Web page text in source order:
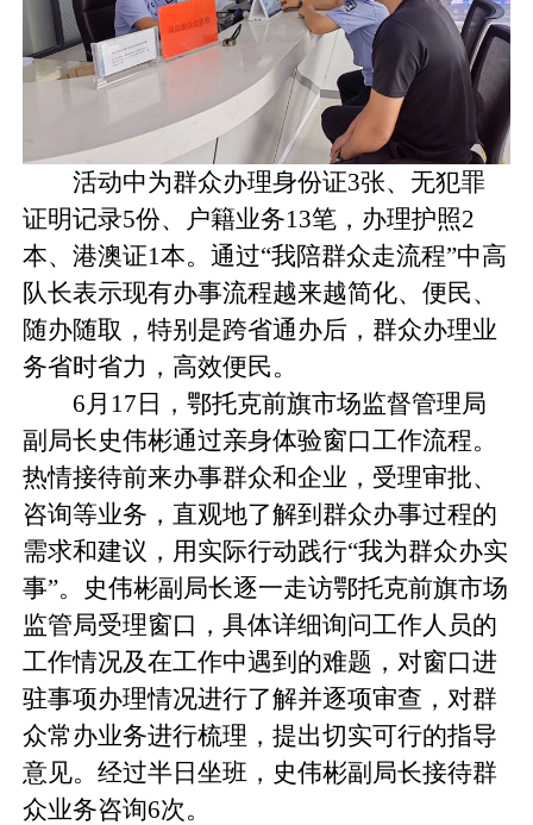
活动中为群众办理身份证3张、无犯罪
证明记录5份、户籍业务13笔，办理护照2
本、港澳证1本。通过“我陪群众走流程”中高
队长表示现有办事流程越来越简化、便民、
随办随取，特别是跨省通办后，群众办理业
务省时省力，高效便民。
6月17日，鄂托克前旗市场监督管理局
副局长史伟彬通过亲身体验窗口工作流程。
热情接待前来办事群众和企业，受理审批、
咨询等业务，直观地了解到群众办事过程的
需求和建议，用实际行动践行“我为群众办实
事”。史伟彬副局长逐一走访鄂托克前旗市场
监管局受理窗口，具体详细询问工作人员的
工作情况及在工作中遇到的难题，对窗口进
驻事项办理情况进行了解并逐项审查，对群
众常办业务进行梳理，提出切实可行的指导
意见。经过半日坐班，史伟彬副局长接待群
众业务咨询6次。